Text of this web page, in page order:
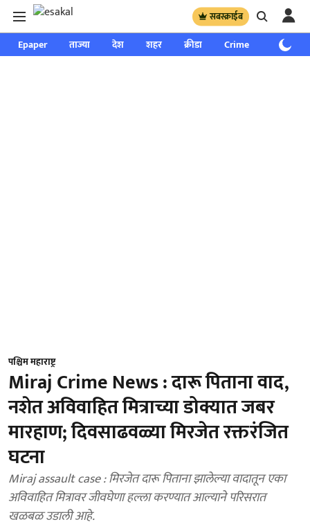
सबस्क्राईब
Epaper ताज्या देश शहर क्रीडा Crime साप्ताहिक
पश्चिम महाराष्ट्र
Miraj Crime News : दारू पिताना वाद,
नशेत अविवाहित मित्राच्या डोक्यात जबर
मारहाण; दिवसाढवळ्या मिरजेत रक्तरंजित
घटना
Miraj assault case : मिरजेत दारू पिताना झालेल्या वादातून एका
अविवाहित मित्रावर जीवघेणा हल्ला करण्यात आल्याने परिसरात
खळबळ उडाली आहे.